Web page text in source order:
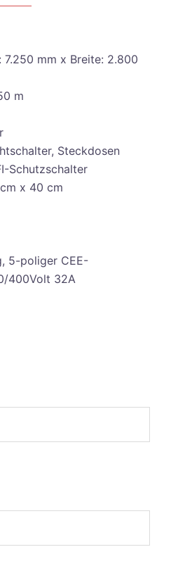
7.250 mm x Breite: 2.800
m
Steckdosen
Schutzschalter
x 40 cm
5-poliger CEE-
400Volt 32A